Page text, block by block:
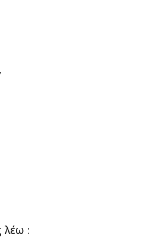
λέω :